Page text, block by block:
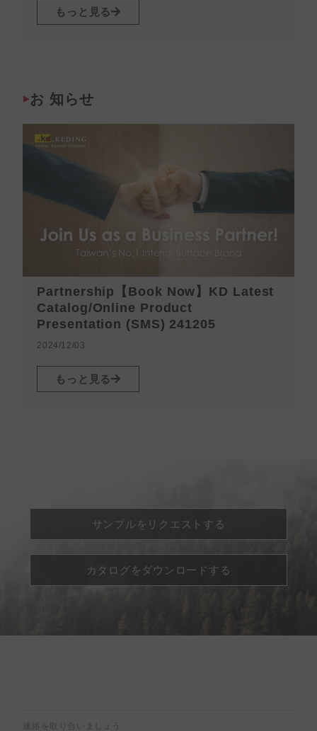
もっと見る
お 知らせ
Partnership【Book Now】KD Latest
Catalog/Online Product
Presentation (SMS) 241205
2024/12/03
もっと見る
サンプルをリクエストする
カタログをダウンロードする
連絡を取り合いましょう